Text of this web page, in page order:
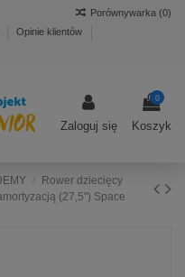
Opinie klientów
Porównywarka (0)
Zaloguj się
0
Koszyk
Rower dziecięcy
(27,5") Space